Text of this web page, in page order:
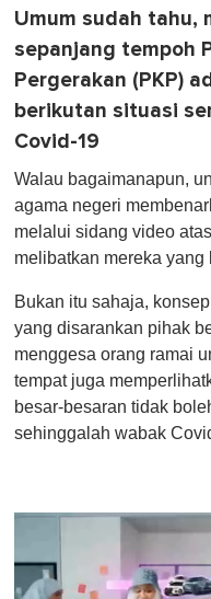
Umum sudah tahu,
sepanjang tempoh
Pergerakan (PKP)
berikutan situasi
Covid-19
Walau bagaimanapun,
agama negeri
melalui sidang video
melibatkan mereka
Bukan itu sahaja,
yang disarankan pihak
menggesa orang ramai
tempat juga
besar-besaran tidak
sehinggalah wabak